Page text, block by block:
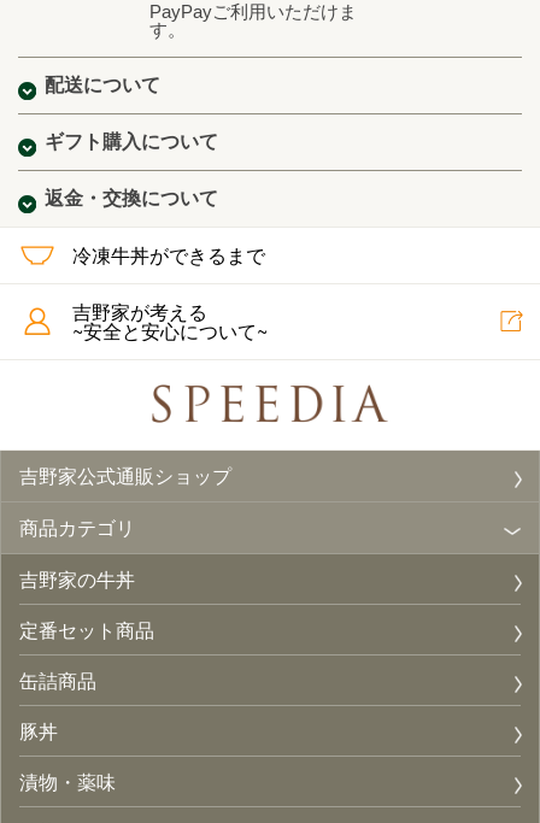
PayPayご利用いただけま
す。
配送について
ギフト購入について
返金・交換について
冷凍牛丼ができるまで
吉野家が考える
~安全と安心について~
吉野家公式通販ショップ
商品カテゴリ
吉野家の牛丼
定番セット商品
缶詰商品
豚丼
漬物・薬味